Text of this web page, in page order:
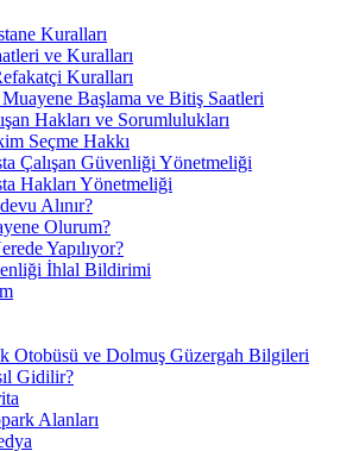
Kuralları
ve Kuralları
Kuralları
Başlama ve Bitiş Saatleri
Hakları ve Sorumlulukları
Seçme Hakkı
Çalışan Güvenliği Yönetmeliği
Hakları Yönetmeliği
Alınır?
Olurum?
Yapılıyor?
İhlal Bildirimi
Otobüsü ve Dolmuş Güzergah Bilgileri
Gidilir?
Alanları